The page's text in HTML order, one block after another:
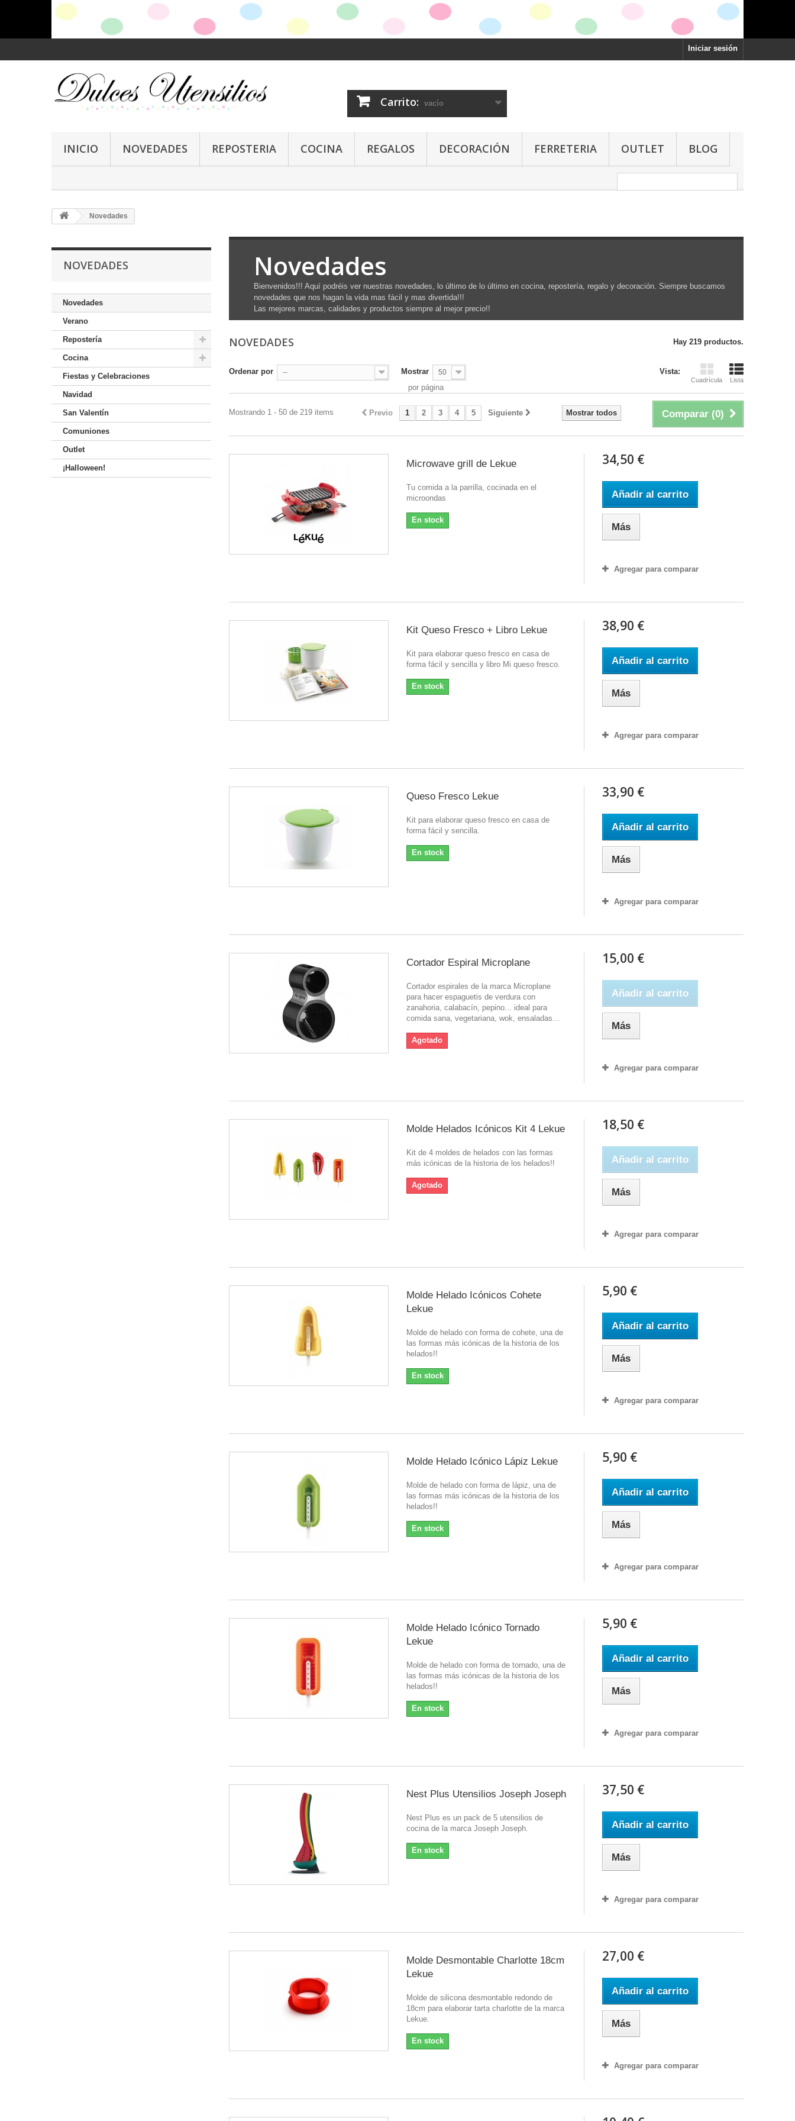
Iniciar sesión
Carrito: vacío
INICIO NOVEDADES REPOSTERIA COCINA REGALOS DECORACIÓN FERRETERIA OUTLET BLOG
Novedades
NOVEDADES
Novedades
Verano
Repostería
Cocina
Fiestas y Celebraciones
Navidad
San Valentín
Comuniones
Outlet
¡Halloween!
Novedades
Bienvenidos!!! Aquí podréis ver nuestras novedades, lo último de lo último en cocina, repostería, regalo y decoración. Siempre buscamos
novedades que nos hagan la vida mas fácil y mas divertida!!!
Las mejores marcas, calidades y productos siempre al mejor precio!!
NOVEDADES Hay 219 productos.
Vista:
Cuadrícula Lista
Ordenar por -- Mostrar 50
por página
Comparar (0)
Mostrar todos
Previo 1 2 3 4 5 Siguiente
Mostrando 1 - 50 de 219 items
Microwave grill de Lekue
Tu comida a la parrilla, cocinada en el
microondas
En stock
34,50 €
Añadir al carrito
Más
Agregar para comparar
Kit Queso Fresco + Libro Lekue
Kit para elaborar queso fresco en casa de
forma fácil y sencilla y libro Mi queso fresco.
En stock
38,90 €
Añadir al carrito
Más
Agregar para comparar
Queso Fresco Lekue
Kit para elaborar queso fresco en casa de
forma fácil y sencilla.
En stock
33,90 €
Añadir al carrito
Más
Agregar para comparar
Cortador Espiral Microplane
Cortador espirales de la marca Microplane
para hacer espaguetis de verdura con
zanahoria, calabacín, pepino... ideal para
comida sana, vegetariana, wok, ensaladas...
Agotado
15,00 €
Añadir al carrito
Más
Agregar para comparar
Molde Helados Icónicos Kit 4 Lekue
Kit de 4 moldes de helados con las formas
más icónicas de la historia de los helados!!
Agotado
18,50 €
Añadir al carrito
Más
Agregar para comparar
Molde Helado Icónicos Cohete
Lekue
Molde de helado con forma de cohete, una de
las formas más icónicas de la historia de los
helados!!
En stock
5,90 €
Añadir al carrito
Más
Agregar para comparar
Molde Helado Icónico Lápiz Lekue
Molde de helado con forma de lápiz, una de
las formas más icónicas de la historia de los
helados!!
En stock
5,90 €
Añadir al carrito
Más
Agregar para comparar
Molde Helado Icónico Tornado
Lekue
Molde de helado con forma de tornado, una de
las formas más icónicas de la historia de los
helados!!
En stock
5,90 €
Añadir al carrito
Más
Agregar para comparar
Nest Plus Utensilios Joseph Joseph
Nest Plus es un pack de 5 utensilios de
cocina de la marca Joseph Joseph.
En stock
37,50 €
Añadir al carrito
Más
Agregar para comparar
Molde Desmontable Charlotte 18cm
Lekue
Molde de silicona desmontable redondo de
18cm para elaborar tarta charlotte de la marca
Lekue.
En stock
27,00 €
Añadir al carrito
Más
Agregar para comparar